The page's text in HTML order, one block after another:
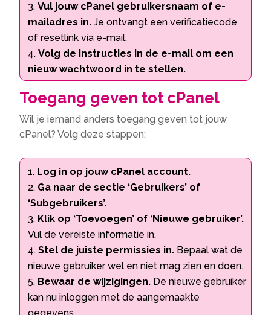
Vul jouw cPanel gebruikersnaam of e-
mailadres in. Je ontvangt een verificatiecode
of resetlink via e-mail.
Volg de instructies in de e-mail om een
nieuw wachtwoord in te stellen.
Toegang geven tot cPanel
Wil je iemand anders toegang geven tot jouw
cPanel? Volg deze stappen:
Log in op jouw cPanel account.
Ga naar de sectie ‘Gebruikers’ of
‘Subgebruikers’.
Klik op ‘Toevoegen’ of ‘Nieuwe gebruiker’.
Vul de vereiste informatie in.
Stel de juiste permissies in. Bepaal wat de
nieuwe gebruiker wel en niet mag zien en doen.
Bewaar de wijzigingen. De nieuwe gebruiker
kan nu inloggen met de aangemaakte